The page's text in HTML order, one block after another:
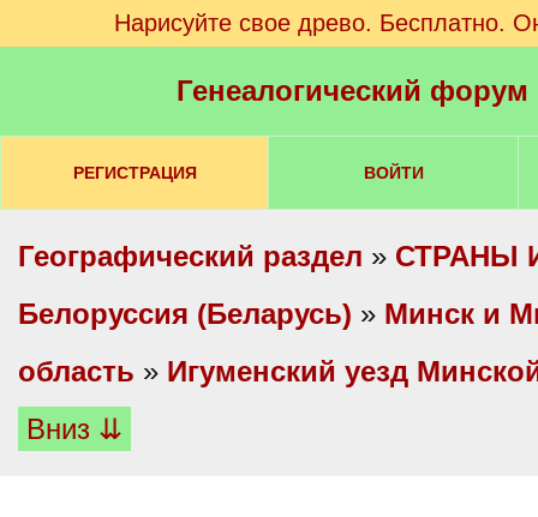
Нарисуйте свое древо. Бесплатно.
Генеалогический
РЕГИСТРАЦИЯ ВОЙТИ
Географический раздел » СТРАНЫ
Белоруссия (Беларусь) » Минск и
область » Игуменский уезд
Вниз ⇊